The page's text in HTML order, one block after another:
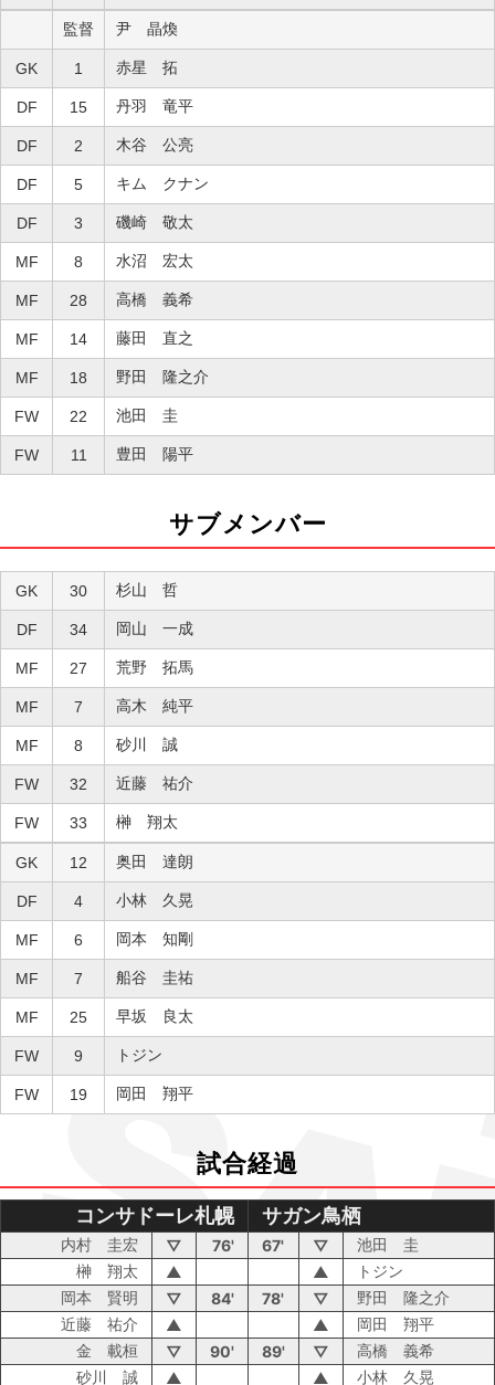
監督 尹 晶煥
GK 1 赤星 拓
DF 15 丹羽 竜平
DF 2 木谷 公亮
DF 5 キム クナン
DF 3 磯崎 敬太
MF 8 水沼 宏太
MF 28 高橋 義希
MF 14 藤田 直之
MF 18 野田 隆之介
FW 22 池田 圭
FW 11 豊田 陽平
サブメンバー
GK 30 杉山 哲
DF 34 岡山 一成
MF 27 荒野 拓馬
MF 7 高木 純平
MF 8 砂川 誠
FW 32 近藤 祐介
FW 33 榊 翔太
GK 12 奥田 達朗
DF 4 小林 久晃
MF 6 岡本 知剛
MF 7 船谷 圭祐
MF 25 早坂 良太
FW 9 トジン
FW 19 岡田 翔平
試合経過
コンサドーレ札幌 サガン鳥栖
内村 圭宏 ▽ 76' 67' ▽
池田 圭
榊 翔太
▲ ▲
トジン
岡本 賢明
▽ 84' 78' ▽
野田 隆之介
近藤 祐介
▲ ▲
岡田 翔平
金 載桓
▽ 90' 89' ▽
高橋 義希
砂川 誠
▲ ▲ 小林 久晃